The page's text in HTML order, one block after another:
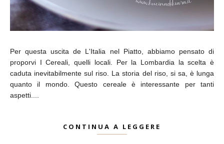
Per questa uscita de L'Italia nel Piatto, abbiamo pensato di
proporvi I Cereali, quelli locali. Per la Lombardia la scelta è
caduta inevitabilmente sul riso. La storia del riso, si sa, è lunga
quanto il mondo. Questo cereale è interessante per tanti
aspetti....
CONTINUA A LEGGERE